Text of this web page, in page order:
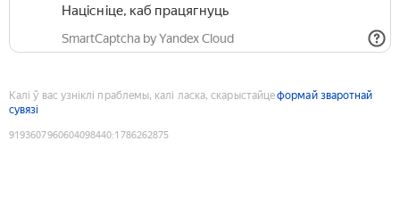
Націсніце, каб працягнуць
SmartCaptcha by Yandex Cloud
Калі ў вас узніклі праблемы, калі ласка, скарыстайцеформай зваротнай
сувязі
9193607960604098440:1786262875